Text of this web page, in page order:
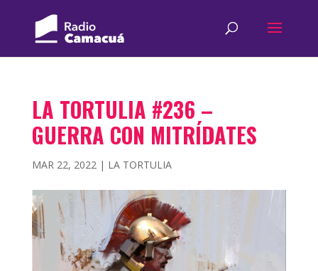
LA TORTULIA #236 –
GUERRA CON MITRÍDATES
MAR 22, 2022| LA TORTULIA